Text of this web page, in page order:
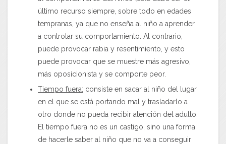
último recurso siempre, sobre todo en edades
tempranas, ya que no enseña al niño a aprender
a controlar su comportamiento. Al contrario,
puede provocar rabia y resentimiento, y esto
puede provocar que se muestre más agresivo,
más oposicionista y se comporte peor.
Tiempo fuera: consiste en sacar al niño del lugar
en el que se está portando mal y trasladarlo a
otro donde no pueda recibir atención del adulto.
El tiempo fuera no es un castigo, sino una forma
de hacerle saber al niño que no va a conseguir